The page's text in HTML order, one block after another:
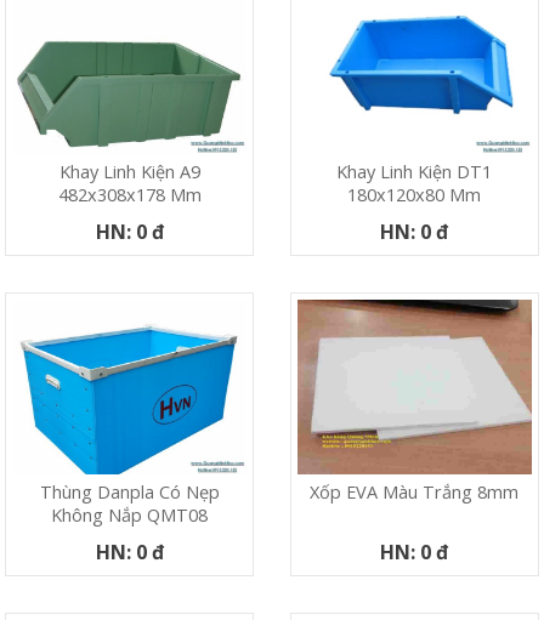
Khay Linh Kiện A9
482x308x178 Mm
HN: 0 đ
Khay Linh Kiện DT1
180x120x80 Mm
HN: 0 đ
Thùng Danpla Có Nẹp
Không Nắp QMT08
HN: 0 đ
Xốp EVA Màu Trắng 8mm
HN: 0 đ